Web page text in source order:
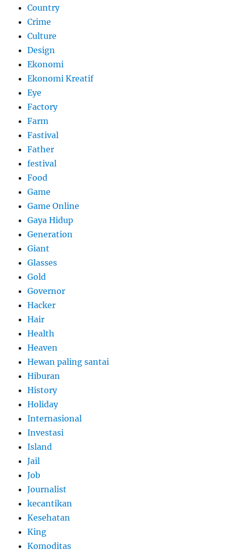
Country
Crime
Culture
Design
Ekonomi
Ekonomi Kreatif
Eye
Factory
Farm
Fastival
Father
festival
Food
Game
Game Online
Gaya Hidup
Generation
Giant
Glasses
Gold
Governor
Hacker
Hair
Health
Heaven
Hewan paling santai
Hiburan
History
Holiday
Internasional
Investasi
Island
Jail
Job
Journalist
kecantikan
Kesehatan
King
Komoditas